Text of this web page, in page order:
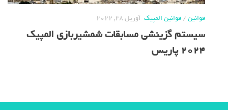
قوانین/قوانین المپیک آوریل 28, 2022
سیستم گزینشی مسابقات شمشیربازی المپیک
2024 پاریس